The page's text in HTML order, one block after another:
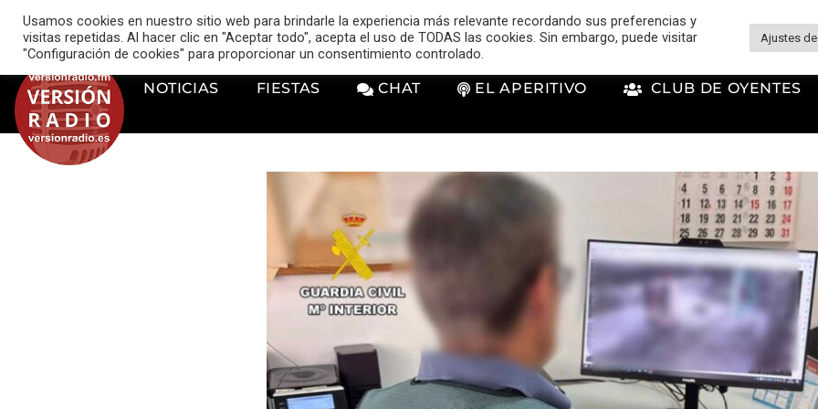
music_note VERSIÓN RADIO
NOTICIAS FIESTAS CHAT EL APERITIVO CLUB DE OYENTES
Usamos cookies en nuestro sitio web para brindarle la experiencia más relevante recordando sus preferencias y
visitas repetidas. Al hacer clic en "Aceptar todo", acepta el uso de TODAS las cookies. Sin embargo, puede visitar
"Configuración de cookies" para proporcionar un consentimiento controlado.
Ajustes